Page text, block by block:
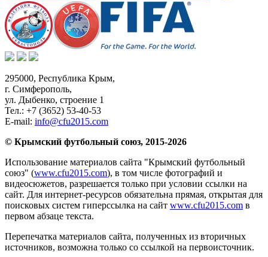
295000, Республика Крым,
г. Симферополь,
ул. Дыбенко, строение 1
Тел.: +7 (3652) 53-40-53
E-mail: info@cfu2015.com
© Крымский футбольный союз, 2015-2026
Использование материалов сайта "Крымский футбольный
союз" (www.cfu2015.com), в том числе фотографий и
видеосюжетов, разрешается только при условии ссылки на
сайт. Для интернет-ресурсов обязательна прямая, открытая для
поисковых систем гиперссылка на сайт www.cfu2015.com в
первом абзаце текста.
Перепечатка материалов сайта, полученных из вторичных
источников, возможна только со ссылкой на первоисточник.